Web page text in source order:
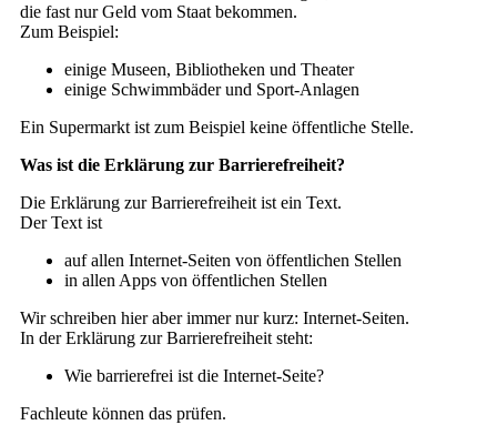
die fast nur Geld vom Staat bekommen.
Zum Beispiel:
einige Museen, Bibliotheken und Theater
einige Schwimmbäder und Sport-Anlagen
Ein Supermarkt ist zum Beispiel keine öffentliche Stelle.
Was ist die Erklärung zur Barrierefreiheit?
Die Erklärung zur Barrierefreiheit ist ein Text.
Der Text ist
auf allen Internet-Seiten von öffentlichen Stellen
in allen Apps von öffentlichen Stellen
Wir schreiben hier aber immer nur kurz: Internet-Seiten.
In der Erklärung zur Barrierefreiheit steht:
Wie barrierefrei ist die Internet-Seite?
Fachleute können das prüfen.